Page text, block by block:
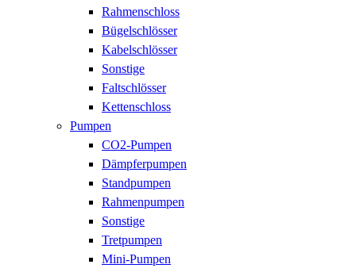
Rahmenschloss
Bügelschlösser
Kabelschlösser
Sonstige
Faltschlösser
Kettenschloss
Pumpen
CO2-Pumpen
Dämpferpumpen
Standpumpen
Rahmenpumpen
Sonstige
Tretpumpen
Mini-Pumpen